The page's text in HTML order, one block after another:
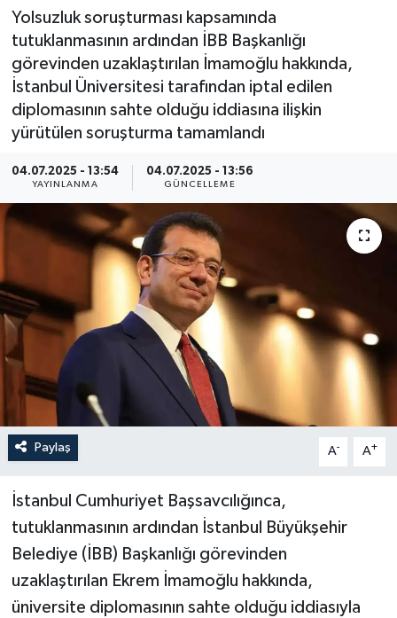
Yolsuzluk soruşturması kapsamında
tutuklanmasının ardından İBB Başkanlığı
görevinden uzaklaştırılan İmamoğlu hakkında,
İstanbul Üniversitesi tarafından iptal edilen
diplomasının sahte olduğu iddiasına ilişkin
yürütülen soruşturma tamamlandı
04.07.2025 - 13:54
YAYINLANMA
04.07.2025 - 13:56
GÜNCELLEME
Paylaş A- A+
İstanbul Cumhuriyet Başsavcılığınca,
tutuklanmasının ardından İstanbul Büyükşehir
Belediye (İBB) Başkanlığı görevinden
uzaklaştırılan Ekrem İmamoğlu hakkında,
üniversite diplomasının sahte olduğu iddiasıyla